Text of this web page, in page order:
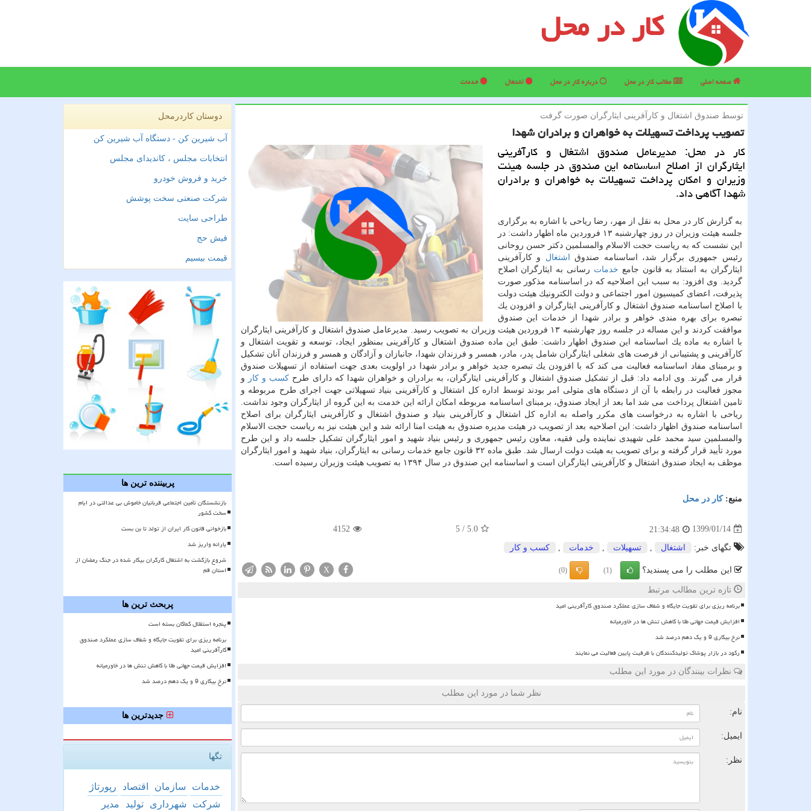
کار در محل
صفحه اصلی مطالب كار در محل درباره كار در محل اشتغال خدمات
توسط صندوق اشتغال و كارآفرینی ایثارگران صورت گرفت
تصویب پرداخت تسهیلات به خواهران و برادران شهدا
كار در محل: مدیرعامل صندوق اشتغال و كارآفرینی
ایثارگران از اصلاح اساسنامه این صندوق در جلسه هیئت
وزیران و امكان پرداخت تسهیلات به خواهران و برادران
شهدا آگاهی داد.
به گزارش كار در محل به نقل از مهر، رضا ریاحی با اشاره به برگزاری
جلسه هیئت وزیران در روز چهارشنبه ۱۳ فروردین ماه اظهار داشت: در
این نشست كه به ریاست حجت الاسلام والمسلمین دكتر حسن روحانی
رئیس جمهوری برگزار شد، اساسنامه صندوق
اشتغال و كارآفرینی
ایثارگران به استناد به قانون جامع خدمات رسانی به ایثارگران اصلاح
گردید. وی افزود: به سبب این اصلاحیه كه در اساسنامه مذكور صورت
پذیرفت، اعضای كمیسیون امور اجتماعی و دولت الكترونیك هیئت دولت
با اصلاح اساسنامه صندوق اشتغال و كارآفرینی ایثارگران و افزودن یك
تبصره برای بهره مندی خواهر و برادر شهدا از خدمات این صندوق
موافقت كردند و این مساله در جلسه روز چهارشنبه ۱۳ فروردین هیئت وزیران به تصویب رسید. مدیرعامل صندوق اشتغال و كارآفرینی ایثارگران
با اشاره به ماده یك اساسنامه این صندوق اظهار داشت: طبق این ماده صندوق اشتغال و كارآفرینی بمنظور ایجاد، توسعه و تقویت اشتغال و
كارآفرینی و پشتیبانی از فرصت های شغلی ایثارگران شامل پدر، مادر، همسر و فرزندان شهدا، جانبازان و آزادگان و همسر و فرزندان آنان تشكیل
و برمبنای مفاد اساسنامه فعالیت می كند كه با افزودن یك تبصره جدید خواهر و برادر شهدا در اولویت بعدی جهت استفاده از تسهیلات صندوق
قرار می گیرند. وی ادامه داد: قبل از تشكیل صندوق اشتغال و كارآفرینی ایثارگران، به برادران و خواهران شهدا كه دارای طرح كسب و كار
و
مجوز فعالیت در رابطه با آن از دستگاه های متولی امر بودند توسط اداره كل اشتغال و كارآفرینی بنیاد تسهیلاتی جهت اجرای طرح مربوطه و
تامین اشتغال پرداخت می شد اما بعد از ایجاد صندوق، برمبنای اساسنامه مربوطه امكان ارائه این خدمت به این گروه از ایثارگران وجود نداشت.
ریاحی با اشاره به درخواست های مكرر واصله به اداره كل اشتغال و كارآفرینی بنیاد و صندوق اشتغال و كارآفرینی ایثارگران برای اصلاح
اساسنامه صندوق اظهار داشت: این اصلاحیه بعد از تصویب در هیئت مدیره صندوق به هیئت امنا ارائه شد و این هیئت نیز به ریاست حجت الاسلام
والمسلمین سید محمد علی شهیدی نماینده ولی فقیه، معاون رئیس جمهوری و رئیس بنیاد شهید و امور ایثارگران تشكیل جلسه داد و این طرح
مورد تأیید قرار گرفته و برای تصویب به هیئت دولت ارسال شد. طبق ماده ۳۲ قانون جامع خدمات رسانی به ایثارگران، بنیاد شهید و امور ایثارگران
موظف به ایجاد صندوق اشتغال و كارآفرینی ایثارگران است و اساسنامه این صندوق در سال ۱۳۹۴ به تصویب هیئت وزیران رسیده است.
منبع:كار در محل
1399/01/14
21:34:48
5.0
/
5
4152
تگهای خبر: اشتغال تسهیلات خدمات كسب و كار
این مطلب را می پسندید؟ (1)
(0)
X
تازه ترین مطالب مرتبط
برنامه ریزی برای تقویت جایگاه و شفاف سازی عملکرد صندوق کارآفرینی امید
افزایش قیمت جهانی طلا با کاهش تنش ها در خاورمیانه
نرخ بیکاری 9 و یک دهم درصد شد
رکود در بازار پوشاک تولیدکنندگان با ظرفیت پایین فعالیت می نمایند
نظرات بینندگان در مورد این مطلب
نظر شما در مورد این مطلب
نام:
ایمیل:
نظر:
دوستان کاردرمحل
آب شیرین کن - دستگاه آب شیرین کن
انتخابات مجلس ، کاندیدای مجلس
خرید و فروش خودرو
شرکت صنعتی سخت پوشش
طراحی سایت
فیش حج
قیمت بیسیم
پربیننده ترین ها
بازنشستگان تأمین اجتماعی قربانیان خاموش بی عدالتی در ایام
سخت کشور
بازخوانی قانون کار ایران از تولد تا بن بست
یارانه واریز شد
شروع بازگشت به اشتغال کارگران بیکار شده در جنگ رمضان از
استان قم
پربحث ترین ها
پنجره استقلال کماکان بسته است
برنامه ریزی برای تقویت جایگاه و شفاف سازی عملکرد صندوق
کارآفرینی امید
افزایش قیمت جهانی طلا با کاهش تنش ها در خاورمیانه
نرخ بیکاری 9 و یک دهم درصد شد
جدیدترین ها
تگها
خدمات سازمان اقتصاد
رپورتاژ
شركت
شهرداری تولید مدیر